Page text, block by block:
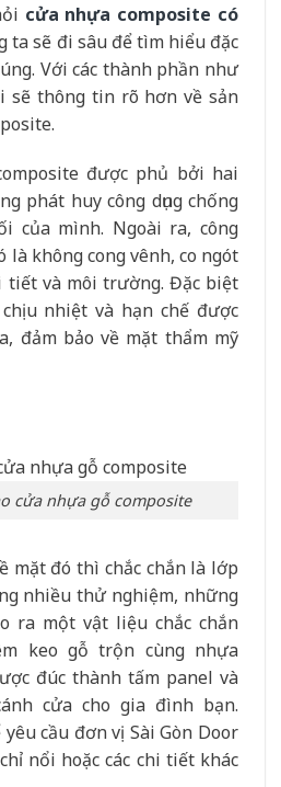
cửa nhựa composite có
ta sẽ đi sâu để tìm hiểu đặc
Với các thành phần như
sẽ thông tin rõ hơn về sản
được phủ bởi hai
phát huy công dụng chống
của mình. Ngoài ra, công
là không cong vênh, co ngót
và môi trường. Đặc biệt
nhiệt và hạn chế được
đảm bảo về mặt thẩm mỹ
cửa nhựa gỗ composite
mặt đó thì chắc chắn là lớp
nhiều thử nghiệm, những
ra một vật liệu chắc chắn
keo gỗ trộn cùng nhựa
đúc thành tấm panel và
cửa cho gia đình bạn.
cầu đơn vị Sài Gòn Door
nổi hoặc các chi tiết khác